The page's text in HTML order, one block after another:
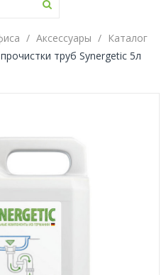
Аксессуары
Каталог
труб Synergetic 5л